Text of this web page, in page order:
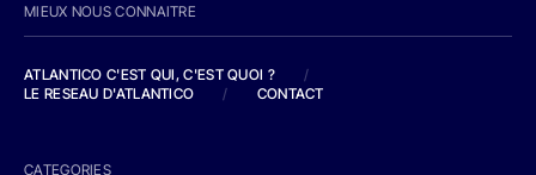
MIEUX NOUS CONNAITRE
ATLANTICO C'EST QUI, C'EST QUOI ?
/
LE RESEAU D'ATLANTICO
/ CONTACT
CATEGORIES